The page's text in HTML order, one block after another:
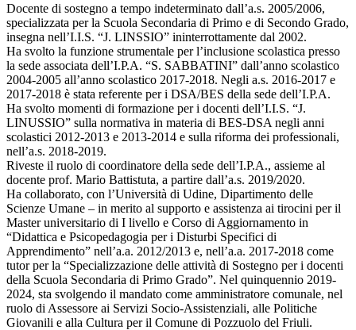
Docente di sostegno a tempo indeterminato dall’a.s. 2005/2006,
specializzata per la Scuola Secondaria di Primo e di Secondo Grado,
insegna nell’I.I.S. “J. LINSSIO” ininterrottamente dal 2002.
Ha svolto la funzione strumentale per l’inclusione scolastica presso
la sede associata dell’I.P.A. “S. SABBATINI” dall’anno scolastico
2004-2005 all’anno scolastico 2017-2018. Negli a.s. 2016-2017 e
2017-2018 è stata referente per i DSA/BES della sede dell’I.P.A.
Ha svolto momenti di formazione per i docenti dell’I.I.S. “J.
LINUSSIO” sulla normativa in materia di BES-DSA negli anni
scolastici 2012-2013 e 2013-2014 e sulla riforma dei professionali,
nell’a.s. 2018-2019.
Riveste il ruolo di coordinatore della sede dell’I.P.A., assieme al
docente prof. Mario Battistuta, a partire dall’a.s. 2019/2020.
Ha collaborato, con l’Università di Udine, Dipartimento delle
Scienze Umane – in merito al supporto e assistenza ai tirocini per il
Master universitario di I livello e Corso di Aggiornamento in
“Didattica e Psicopedagogia per i Disturbi Specifici di
Apprendimento” nell’a.a. 2012/2013 e, nell’a.a. 2017-2018 come
tutor per la “Specializzazione delle attività di Sostegno per i docenti
della Scuola Secondaria di Primo Grado”. Nel quinquennio 2019-
2024, sta svolgendo il mandato come amministratore comunale, nel
ruolo di Assessore ai Servizi Socio-Assistenziali, alle Politiche
Giovanili e alla Cultura per il Comune di Pozzuolo del Friuli.